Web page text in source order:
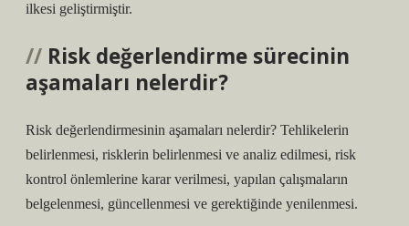
ilkesi geliştirmiştir.
Risk değerlendirme sürecinin
aşamaları nelerdir?
Risk değerlendirmesinin aşamaları nelerdir? Tehlikelerin
belirlenmesi, risklerin belirlenmesi ve analiz edilmesi, risk
kontrol önlemlerine karar verilmesi, yapılan çalışmaların
belgelenmesi, güncellenmesi ve gerektiğinde yenilenmesi.